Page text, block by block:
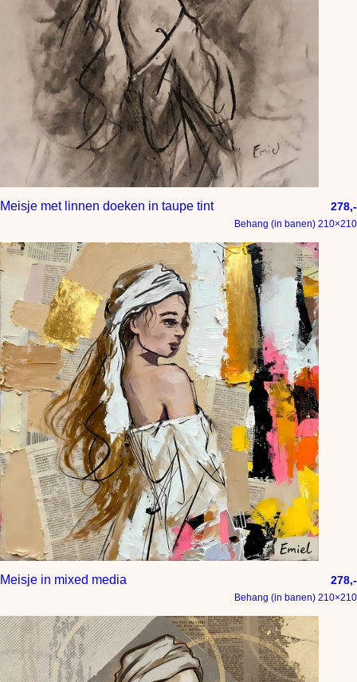
Meisje met linnen doeken in taupe tint 278,-
Behang (in banen) 210×210
Meisje in mixed media 278,-
Behang (in banen) 210×210